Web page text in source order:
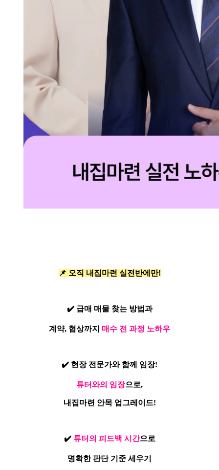
📌 오직 내집마련 실전반에만!
✔️ 급매 매물 찾는 방법과
계약, 협상까지 매수 전 과정 노하우
✔️ 현장 전문가와 함께 임장!
튜터와의 임장으로,
내집마련 안목 업그레이드!
✔️ 튜터의 피드백 시간으로
명확한 판단 기준 세우기